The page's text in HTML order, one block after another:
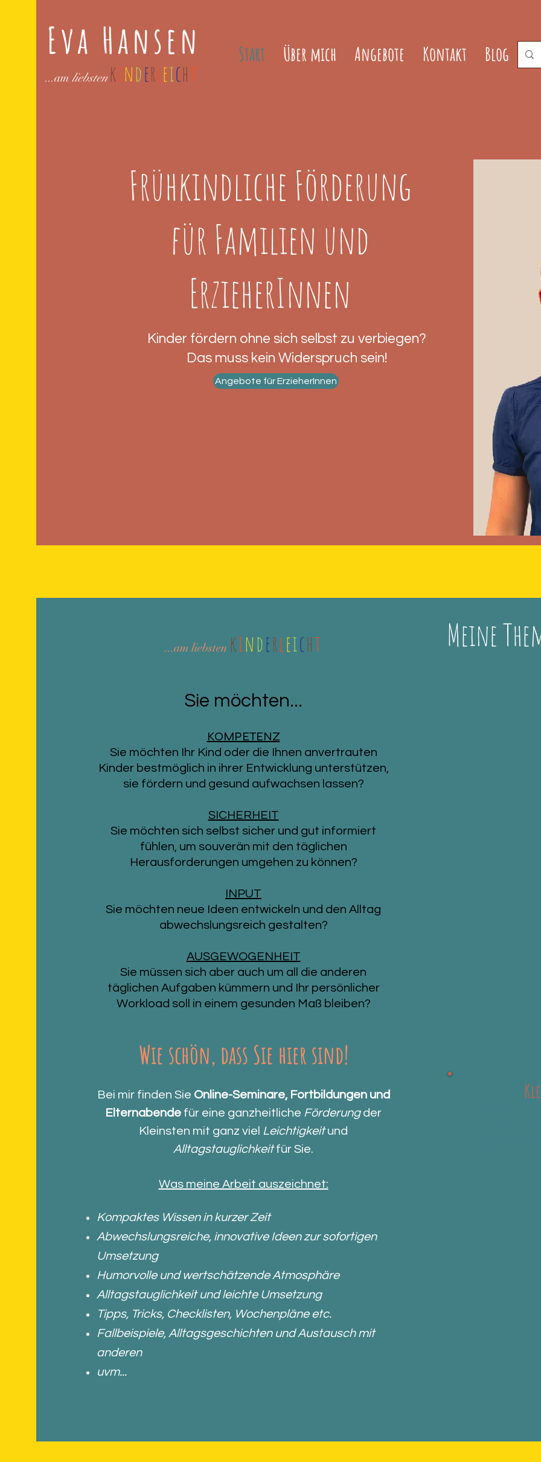
Eva Hansen
...am liebsten kinderleicht
Start Über mich Angebote Kontakt Blog
Frühkindliche Förderung
für Familien und
ErzieherInnen
Kinder fördern ohne sich selbst zu verbiegen?
Das muss kein Widerspruch sein!
Angebote für ErzieherInnen
...am liebsten kinderleicht
Sie möchten...
KOMPETENZ
Sie möchten Ihr Kind oder die Ihnen anvertrauten
Kinder bestmöglich in ihrer Entwicklung unterstützen,
sie fördern und gesund aufwachsen lassen?
SICHERHEIT
Sie möchten sich selbst sicher und gut informiert
fühlen, um souverän mit den täglichen
Herausforderungen umgehen zu können?
INPUT
Sie möchten neue Ideen entwickeln und den Alltag
abwechslungsreich gestalten?
AUSGEWOGENHEIT
Sie müssen sich aber auch um all die anderen
täglichen Aufgaben kümmern und Ihr persönlicher
Workload soll in einem gesunden Maß bleiben?
Wie schön, dass Sie hier sind!
Bei mir finden Sie Online-Seminare, Fortbildungen und
Elternabende für eine ganzheitliche Förderung der
Kleinsten mit ganz viel Leichtigkeitund
Alltagstauglichkeitfür Sie.
Was meine Arbeit auszeichnet:
Kompaktes Wissen in kurzer Zeit
Abwechslungsreiche, innovative Ideen zur sofortigen
Umsetzung
Humorvolle und wertschätzende Atmosphäre
Alltagstauglichkeit und leichte Umsetzung
Tipps, Tricks, Checklisten, Wochenpläne etc.
Fallbeispiele, Alltagsgeschichten und Austausch mit
anderen
uvm...
Meine